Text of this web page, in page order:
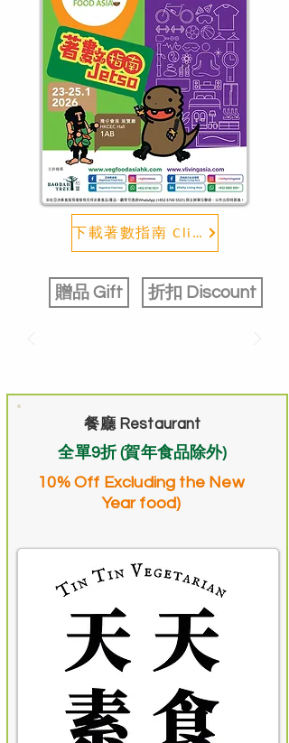
下載著數指南 Click & Download
折扣 Discount
贈品 Gift
餐廳 Restaurant
全單9折 (賀年食品除外)
10% Off Excluding the New
Year food)